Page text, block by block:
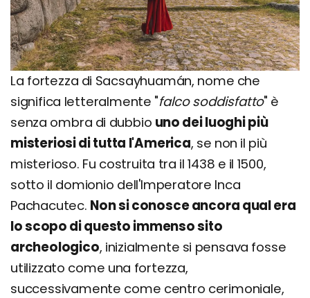
La fortezza di Sacsayhuamán, nome che
significa letteralmente "falco soddisfatto" è
senza ombra di dubbio uno dei luoghi più
misteriosi di tutta l'America, se non il più
misterioso. Fu costruita tra il 1438 e il 1500,
sotto il domionio dell'Imperatore Inca
Pachacutec. Non si conosce ancora qual era
lo scopo di questo immenso sito
archeologico, inizialmente si pensava fosse
utilizzato come una fortezza,
successivamente come centro cerimoniale,